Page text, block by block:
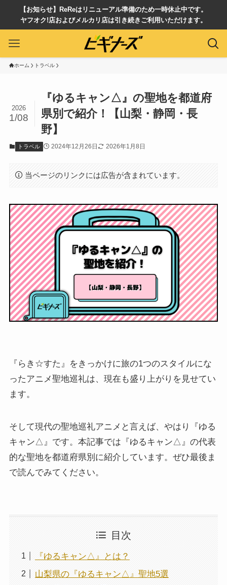
【お知らせ】ReReはリニューアル準備のため一時休止中です。
ヤフオク!店およびメルカリ店は引き続きご利用いただけます。
ホーム トラベル
『ゆるキャン△』の聖地を都道府
県別で紹介！【山梨・静岡・長
野】
2026
1/08
トラベル 2024年12月26日 2026年1月8日
当ページのリンクには広告が含まれています。
『らき☆すた』をきっかけに旅の1つのスタイルにな
ったアニメ聖地巡礼は、現在も盛り上がりを見せてい
ます。
そして現代の聖地巡礼アニメと言えば、やはり『ゆる
キャン△』です。本記事では『ゆるキャン△』の代表
的な聖地を都道府県別に紹介しています。ぜひ最後ま
で読んでみてください。
目次
『ゆるキャン△』とは？
山梨県の『ゆるキャン△』聖地5選